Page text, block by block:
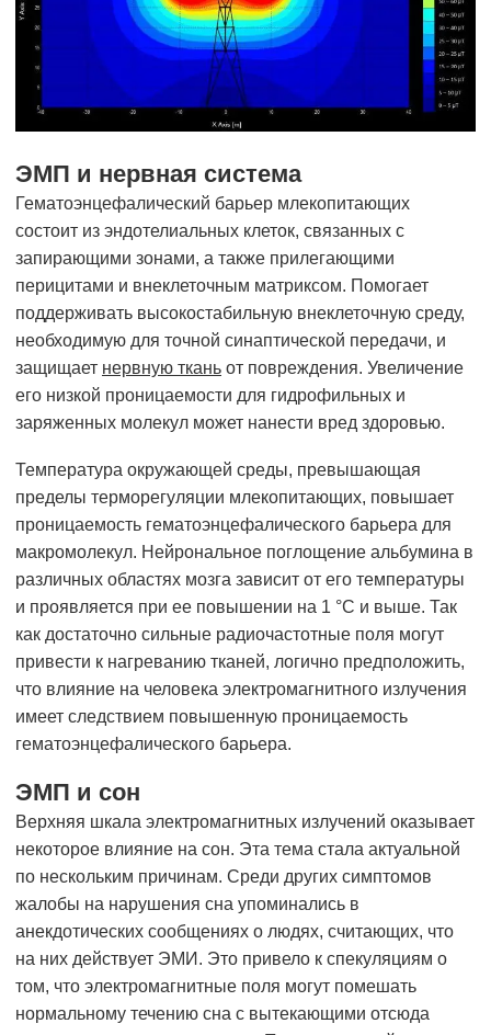
ЭМП и нервная система
Гематоэнцефалический барьер млекопитающих
состоит из эндотелиальных клеток, связанных с
запирающими зонами, а также прилегающими
перицитами и внеклеточным матриксом. Помогает
поддерживать высокостабильную внеклеточную среду,
необходимую для точной синаптической передачи, и
защищает нервную ткань от повреждения. Увеличение
его низкой проницаемости для гидрофильных и
заряженных молекул может нанести вред здоровью.
Температура окружающей среды, превышающая
пределы терморегуляции млекопитающих, повышает
проницаемость гематоэнцефалического барьера для
макромолекул. Нейрональное поглощение альбумина в
различных областях мозга зависит от его температуры
и проявляется при ее повышении на 1 °С и выше. Так
как достаточно сильные радиочастотные поля могут
привести к нагреванию тканей, логично предположить,
что влияние на человека электромагнитного излучения
имеет следствием повышенную проницаемость
гематоэнцефалического барьера.
ЭМП и сон
Верхняя шкала электромагнитных излучений оказывает
некоторое влияние на сон. Эта тема стала актуальной
по нескольким причинам. Среди других симптомов
жалобы на нарушения сна упоминались в
анекдотических сообщениях о людях, считающих, что
на них действует ЭМИ. Это привело к спекуляциям о
том, что электромагнитные поля могут помешать
нормальному течению сна с вытекающими отсюда